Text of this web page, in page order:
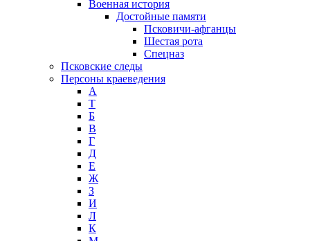
Военная история
Достойные памяти
Псковичи-афганцы
Шестая рота
Спецназ
Псковские следы
Персоны краеведения
А
T
Б
В
Г
Д
Е
Ж
З
И
Л
К